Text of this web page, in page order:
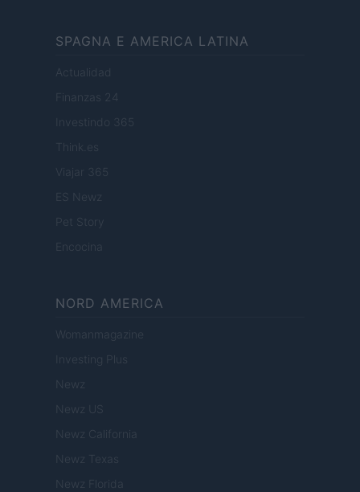
SPAGNA E AMERICA LATINA
Actualidad
Finanzas 24
Investindo 365
Think.es
Viajar 365
ES Newz
Pet Story
Encocina
NORD AMERICA
Womanmagazine
Investing Plus
Newz
Newz US
Newz California
Newz Texas
Newz Florida